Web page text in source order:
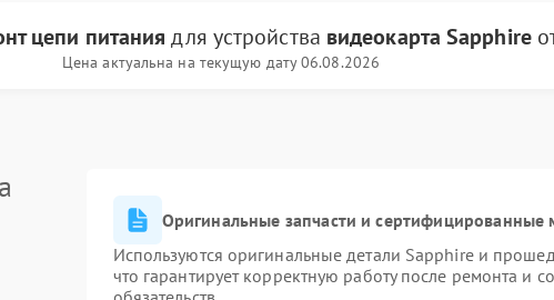
цепи питания для устройства видеокарта Sapphire
Цена актуальна на текущую дату 06.08.2026
Оригинальные запчасти и сертифицированные
Используются оригинальные детали Sapphire и
что гарантирует корректную работу после ремонта и